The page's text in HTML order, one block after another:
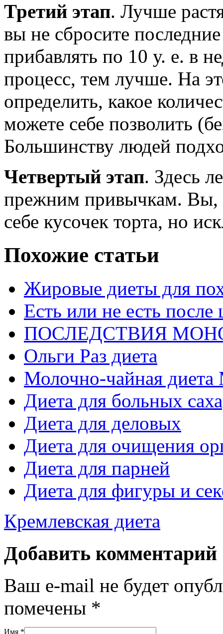
Третий этап. Лучше
вы не сбросите
прибавлять по 10 у. е. в
процесс, тем лучше. На
определить, какое
можете себе позволить
Большинству людей
Четвертый этап. Здесь
прежним привычкам. Вы,
себе кусочек торта, но
Похожие статьи
Жировые диеты для
Есть или не есть после
ПОСЛЕДСТВИЯ
Ольги Раз диета
Молочно-чайная
Диета для больных
Диета для деловых
Диета для очищения
Диета для парней
Диета для фигуры и
Кремлевская диета
Добавить комментарий
Ваш e-mail не будет
помечены *
Имя *